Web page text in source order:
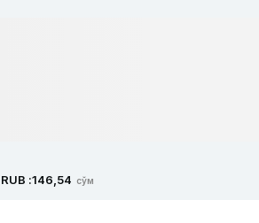
RUB :146,54 сўм